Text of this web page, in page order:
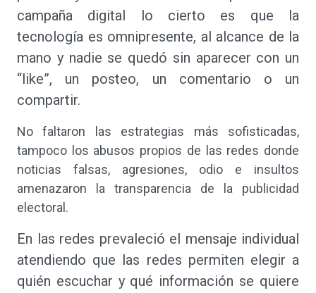
campaña digital lo cierto es que la
tecnología es omnipresente, al alcance de la
mano y nadie se quedó sin aparecer con un
“like”, un posteo, un comentario o un
compartir.
No faltaron las estrategias más sofisticadas,
tampoco los abusos propios de las redes donde
noticias falsas, agresiones, odio e insultos
amenazaron la transparencia de la publicidad
electoral.
En las redes prevaleció el mensaje individual
atendiendo que las redes permiten elegir a
quién escuchar y qué información se quiere